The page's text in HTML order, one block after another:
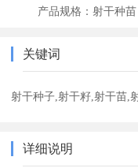
产品规格： 射干种苗
关键词
射干种子,射干籽,射干苗,
详细说明